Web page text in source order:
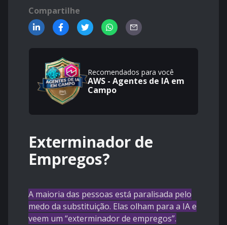
Compartilhe
Recomendados para você
AWS - Agentes de IA em
Campo
Exterminador de
Empregos?
A maioria das pessoas está paralisada pelo
medo da substituição. Elas olham para a IA e
veem um “exterminador de empregos”.